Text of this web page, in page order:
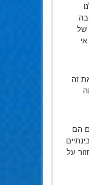
של
זה
הם
על